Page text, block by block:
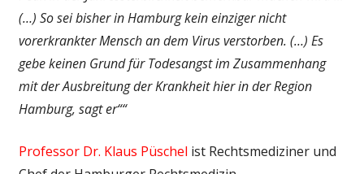
(…) So sei bisher in Hamburg kein einziger nicht
vorerkrankter Mensch an dem Virus verstorben. (…) Es
gebe keinen Grund für Todesangst im Zusammenhang
mit der Ausbreitung der Krankheit hier in der Region
Hamburg, sagt er““
Professor Dr. Klaus Püschel ist Rechtsmediziner und